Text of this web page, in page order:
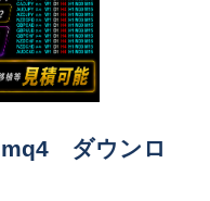
ダウンロ